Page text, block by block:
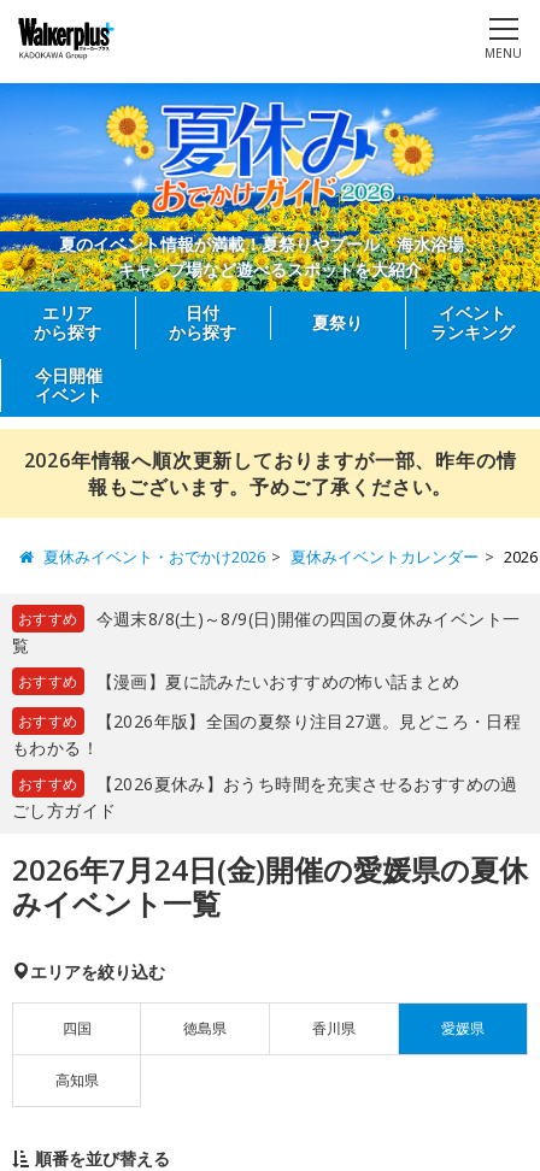
MENU
夏のイベント情報が満載！夏祭りやプール、海水浴場、
キャンプ場など遊べるスポットを大紹介
エリア
から探す
日付
から探す
夏祭り
イベント
ランキング
今日開催
イベント
2026年情報へ順次更新しておりますが一部、昨年の情
報もございます。予めご了承ください。
夏休みイベント・おでかけ2026 夏休みイベントカレンダー
おすすめ
今週末8/8(土)～8/9(日)開催の四国の夏休みイベント一
覧
おすすめ 【漫画】夏に読みたいおすすめの怖い話まとめ
おすすめ
【2026年版】全国の夏祭り注目27選。見どころ・日程
もわかる！
おすすめ
【2026夏休み】おうち時間を充実させるおすすめの過
ごし方ガイド
2026年7月24日(金)開催の愛媛県の夏休
みイベント一覧
エリアを絞り込む
四国 徳島県 香川県 愛媛県
高知県
順番を並び替える